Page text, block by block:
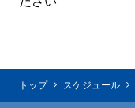
トップ スケジュール